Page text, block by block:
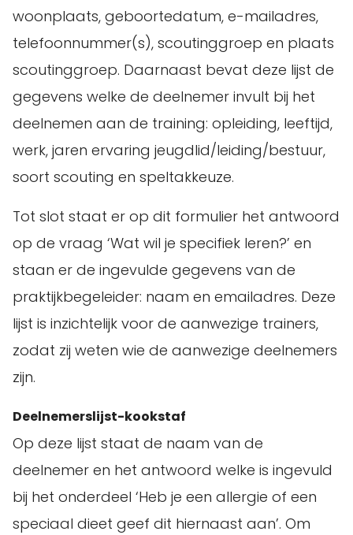
woonplaats, geboortedatum, e-mailadres,
telefoonnummer(s), scoutinggroep en plaats
scoutinggroep. Daarnaast bevat deze lijst de
gegevens welke de deelnemer invult bij het
deelnemen aan de training: opleiding, leeftijd,
werk, jaren ervaring jeugdlid/leiding/bestuur,
soort scouting en speltakkeuze.
Tot slot staat er op dit formulier het antwoord
op de vraag ‘Wat wil je specifiek leren?’ en
staan er de ingevulde gegevens van de
praktijkbegeleider: naam en emailadres. Deze
lijst is inzichtelijk voor de aanwezige trainers,
zodat zij weten wie de aanwezige deelnemers
zijn.
Deelnemerslijst-kookstaf
Op deze lijst staat de naam van de
deelnemer en het antwoord welke is ingevuld
bij het onderdeel ‘Heb je een allergie of een
speciaal dieet geef dit hiernaast aan’. Om